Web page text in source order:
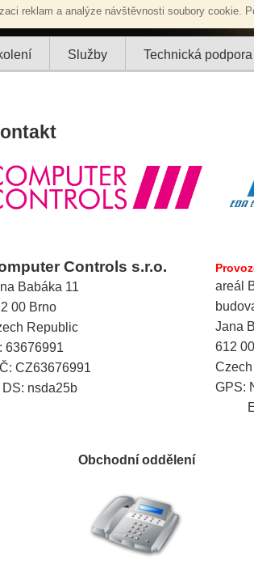
reklam a analýze návštěvnosti soubory cookie.
Služby Technická podpora
Controls s.r.o.
Babáka 11
00 Brno
Republic
63676991
CZ63676991
DS: nsda25b
areál
Jana
612
GPS:
E
Obchodní oddělení